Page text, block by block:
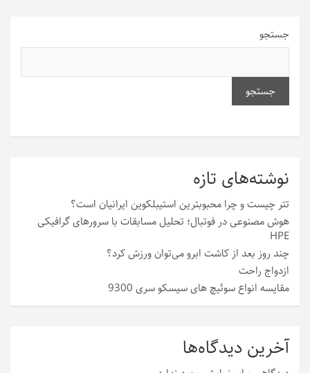
جستجو
جستجو
نوشته‌های تازه
تتر چیست و چرا محبوبترین استیبلکوین ایرانیان است؟
هوش مصنوعی در فوتبال؛ تحلیل مسابقات با سرورهای گرافیکی
HPE
چند روز بعد از کاشت ابرو می‌توان ورزش کرد؟
ازدواج راحت
مقایسه انواع سوئیچ های سیسکو سری 9300
آخرین دیدگاه‌ها